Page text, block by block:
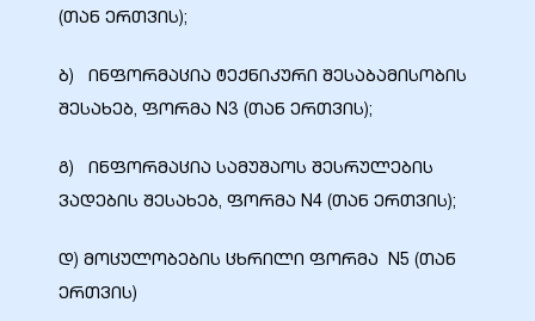
(თან ერთვის);
ბ) ინფორმაცია ტექნიკური შესაბამისობის
შესახებ, ფორმა N3 (თან ერთვის);
გ) ინფორმაცია სამუშაოს შესრულების
ვადების შესახებ, ფორმა N4 (თან ერთვის);
დ) მოცულობების ცხრილი ფორმა N5 (თან
ერთვის)